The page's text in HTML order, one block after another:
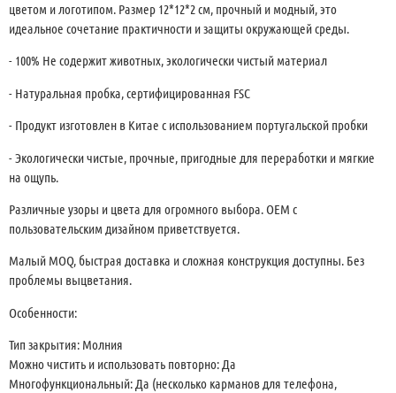
цветом и логотипом. Размер 12*12*2 см, прочный и модный, это
идеальное сочетание практичности и защиты окружающей среды.
- 100% Не содержит животных, экологически чистый материал
- Натуральная пробка, сертифицированная FSC
- Продукт изготовлен в Китае с использованием португальской пробки
- Экологически чистые, прочные, пригодные для переработки и мягкие
на ощупь.
Различные узоры и цвета для огромного выбора. OEM с
пользовательским дизайном приветствуется.
Малый MOQ, быстрая доставка и сложная конструкция доступны. Без
проблемы выцветания.
Особенности:
Тип закрытия: Молния
Можно чистить и использовать повторно: Да
Многофункциональный: Да (несколько карманов для телефона,